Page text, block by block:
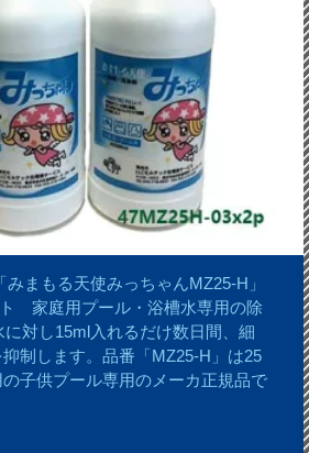
まもる天使みっちゃんMZ25-H」
家庭用プール・浴槽水専用の除
対し15ml入れるだけ数日間、細
制します。品番「MZ25-H」は25
子供プール専用のメーカ正規品で